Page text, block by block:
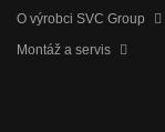
O výrobci SVC Group
Montáž a servis